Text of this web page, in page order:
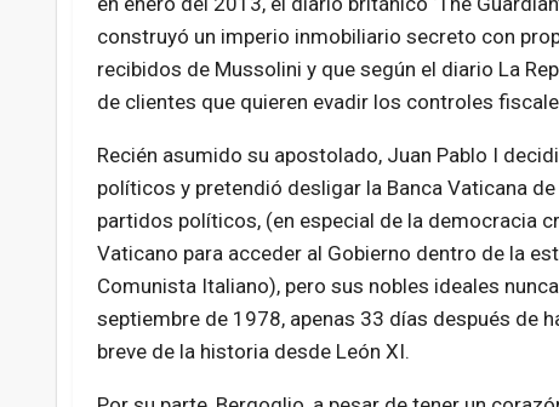
construyó un imperio inmobiliario secreto con
recibidos de Mussolini y que según el diario La
de clientes que quieren evadir los controles
Recién asumido su apostolado, Juan Pablo I
políticos y pretendió desligar la Banca Vaticana
partidos políticos, (en especial de la democracia
Vaticano para acceder al Gobierno dentro de la
Comunista Italiano), pero sus nobles ideales
septiembre de 1978, apenas 33 días después de
breve de la historia desde León XI.